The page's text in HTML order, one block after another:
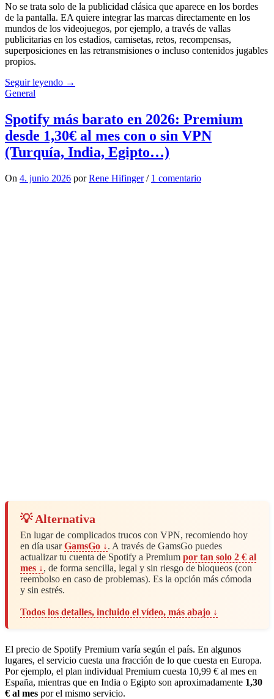
No se trata solo de la publicidad clásica que aparece en los bordes
de la pantalla. EA quiere integrar las marcas directamente en los
mundos de los videojuegos, por ejemplo, a través de vallas
publicitarias en los estadios, camisetas, retos, recompensas,
superposiciones en las retransmisiones o incluso contenidos jugables
propios.
Seguir leyendo →
General
Spotify más barato en 2026: Premium
desde 1,30€ al mes con o sin VPN
(Turquía, India, Egipto…)
On 4. junio 2026 porRene Hifinger / 1 comentario
💡 Alternativa
En lugar de complicados trucos con VPN, recomiendo hoy
en día usarGamsGo ↓. A través de GamsGo puedes
actualizar tu cuenta de Spotify a Premium por tan solo 2 € al
mes ↓, de forma sencilla, legal y sin riesgo de bloqueos (con
reembolso en caso de problemas). Es la opción más cómoda
y sin estrés.
Todos los detalles, incluido el vídeo, más abajo ↓
El precio de Spotify Premium varía según el país. En algunos
lugares, el servicio cuesta una fracción de lo que cuesta en Europa.
Por ejemplo, el plan individual Premium cuesta 10,99 € al mes en
España, mientras que en India o Egipto son aproximadamente 1,30
€ al mes por el mismo servicio.